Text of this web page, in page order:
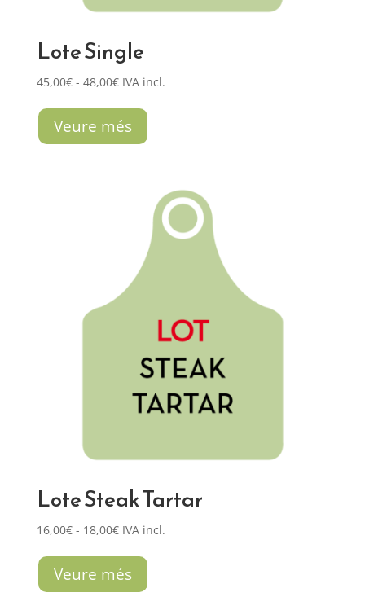
Lote Single
45,00€ - 48,00€Rango
precios:
desde
IVA incl.
Veure més
Lote Steak Tartar
16,00€ - 18,00€Rango
precios:
desde
IVA incl.
Veure més